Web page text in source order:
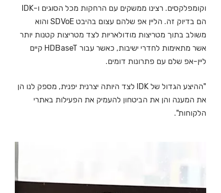
וקומפלקסים. רצינו ממשקים עם הרחקות מכל הסוגים ו-IDK
הם בדיוק זה. הליין אפ שלהם עצום בהיבט SDVoE והוא
משולב בתוך מטריצות מודולאריות לצד מטריצות קטנות יותר
אשר מתאימות לחדרי ישיבות, כאשר עבור HDBaseT קיים
ליין-אפ שלם עם פתרונות דומים.
"ההיצע הגדול של IDK לצד היותה יצרנית יפנית, מספק לנו הן
את המענה והן את הביטחון להעמיק את הפעילות באתרי
הלקוחות".